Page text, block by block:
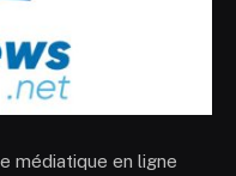
médiatique en ligne